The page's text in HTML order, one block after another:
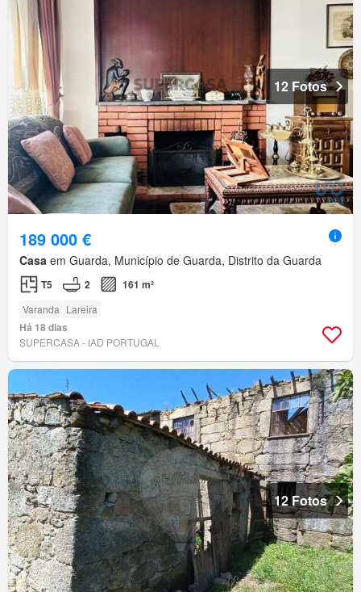
12 Fotos
189 000 €
Casa em Guarda, Município de Guarda, Distrito da Guarda
T5 2 161 m²
Varanda Lareira
Há 18 dias
SUPERCASA - IAD PORTUGAL
12 Fotos